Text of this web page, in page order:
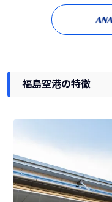
福島空港の特徴